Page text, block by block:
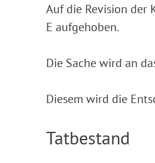
Auf die Revision der
E aufgehoben.
Die Sache wird an
Diesem wird die
Tatbestand